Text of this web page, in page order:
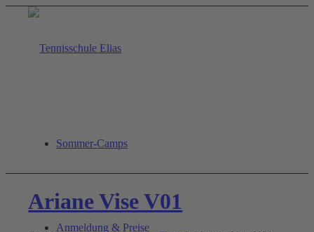
Sommer-Camps
Anmeldung & Preise
Ariane Vise V01